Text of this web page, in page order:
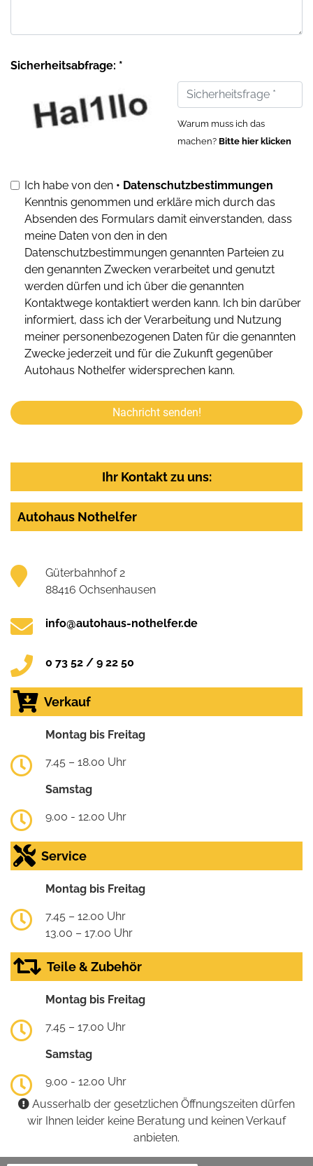
Sicherheitsabfrage: *
Warum muss ich das
machen? Bitte hier klicken
Ich habe von den • Datenschutzbestimmungen
Kenntnis genommen und erkläre mich durch das
Absenden des Formulars damit einverstanden, dass
meine Daten von den in den
Datenschutzbestimmungen genannten Parteien zu
den genannten Zwecken verarbeitet und genutzt
werden dürfen und ich über die genannten
Kontaktwege kontaktiert werden kann. Ich bin darüber
informiert, dass ich der Verarbeitung und Nutzung
meiner personenbezogenen Daten für die genannten
Zwecke jederzeit und für die Zukunft gegenüber
Autohaus Nothelfer widersprechen kann.
Nachricht senden!
Ihr Kontakt zu uns:
Autohaus Nothelfer
Güterbahnhof 2
88416 Ochsenhausen
info@autohaus-nothelfer.de
0 73 52 / 9 22 50
Verkauf
Montag bis Freitag
7.45 – 18.00 Uhr
Samstag
9.00 - 12.00 Uhr
Service
Montag bis Freitag
7.45 – 12.00 Uhr
13.00 – 17.00 Uhr
Teile & Zubehör
Montag bis Freitag
7.45 – 17.00 Uhr
Samstag
9.00 - 12.00 Uhr
Ausserhalb der gesetzlichen Öffnungszeiten dürfen
wir Ihnen leider keine Beratung und keinen Verkauf
anbieten.